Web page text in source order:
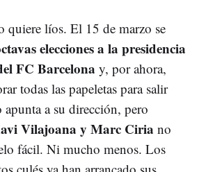
quiere líos. El 15 de marzo se
elecciones a la presidencia
FC Barcelona y, por ahora,
todas las papeletas para salir
a su dirección, pero
Vilajoana y Marc Ciria no
fácil. Ni mucho menos. Los